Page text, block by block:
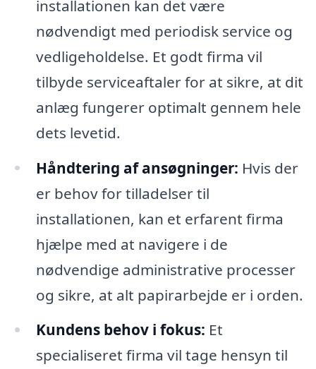
installationen kan det være
nødvendigt med periodisk service og
vedligeholdelse. Et godt firma vil
tilbyde serviceaftaler for at sikre, at dit
anlæg fungerer optimalt gennem hele
dets levetid.
Håndtering af ansøgninger: Hvis der
er behov for tilladelser til
installationen, kan et erfarent firma
hjælpe med at navigere i de
nødvendige administrative processer
og sikre, at alt papirarbejde er i orden.
Kundens behov i fokus: Et
specialiseret firma vil tage hensyn til